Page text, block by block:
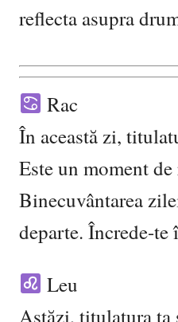
reflecta asupra
Rac
În această zi,
Este un moment
Binecuvântarea
departe. Încrede-
Leu
Astăzi, titulatura ta